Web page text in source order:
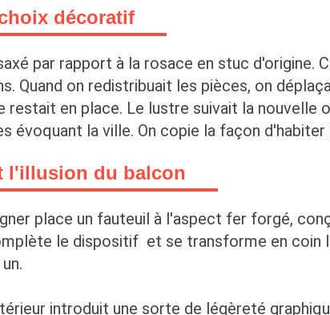
décoratif
par rapport à la rosace en stuc d'origine.
Quand on redistribuait les pièces, on
en place. Le lustre suivait la nouvelle
évoquant la ville. On copie la façon
l'illusion du balcon
place un fauteuil à l'aspect fer forgé,
le dispositif et se transforme en coin
introduit une sorte de légèreté